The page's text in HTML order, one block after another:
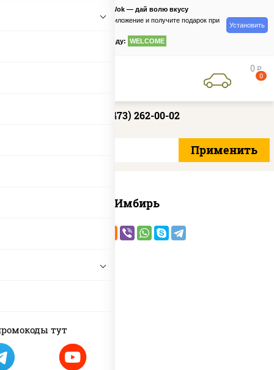
тут
PizzaSushiWok — дай волю вкусу
Скачайте приложение и получите подарок при
по промокоду: WELCOME
Установить
0 руб
0
+7 (473) 262-00-02
Имбирь